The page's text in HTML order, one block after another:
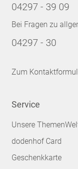
04297 - 39 09
Bei Fragen zu
04297 - 30
Zum
Service
Unsere
dodenhof Card
Geschenkkarte